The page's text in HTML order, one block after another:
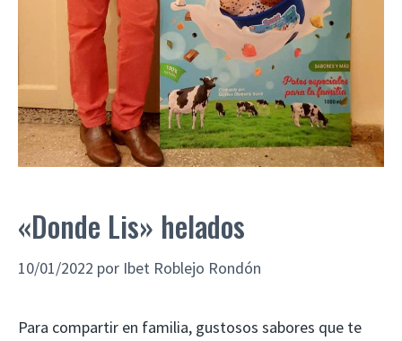
«Donde Lis» helados
10/01/2022 por Ibet Roblejo Rondón
Para compartir en familia, gustosos sabores que te